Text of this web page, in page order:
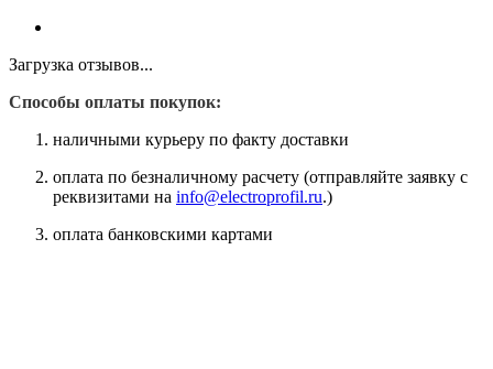
Загрузка отзывов...
Способы оплаты покупок:
наличными курьеру по факту доставки
оплата по безналичному расчету (отправляйте заявку с
реквизитами на info@electroprofil.ru.)
оплата банковскими картами